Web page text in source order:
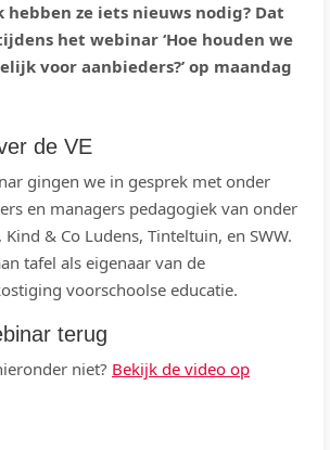
hebben ze iets nieuws nodig? Dat
het webinar ‘Hoe houden we
voor aanbieders?’ op maandag
de VE
gingen we in gesprek met onder
en managers pedagogiek van onder
& Co Ludens, Tinteltuin, en SWW.
tafel als eigenaar van de
voorschoolse educatie.
terug
niet? Bekijk de video op